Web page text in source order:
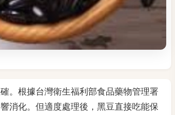
。根據台灣衛生福利部食品藥物管理署
消化。但適度處理後，黑豆直接吃能保